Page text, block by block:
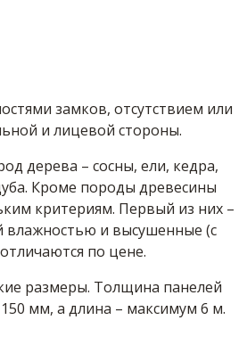
замков, отсутствием или
и лицевой стороны.
дерева – сосны, ели, кедра,
Кроме породы древесины
критериям. Первый из них –
влажностью и высушенные (с
по цене.
размеры. Толщина панелей
мм, а длина – максимум 6 м.